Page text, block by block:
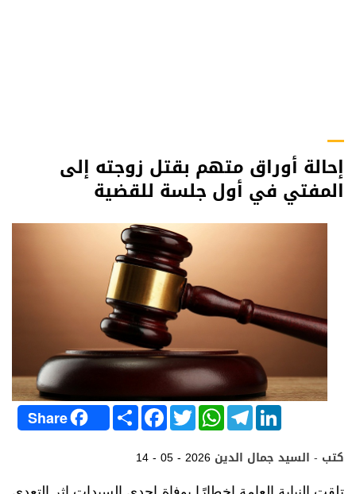
إحالة أوراق متهم بقتل زوجته إلى
المفتي في أول جلسة للقضية
Share S
h
a
r
e
F
a
c
e
b
o
T
w
i
t
t
W
h
a
s
p
T
e
l
g
a
L
i
n
e
I
14 - 05 - 2026 كتب - السيد جمال الدين